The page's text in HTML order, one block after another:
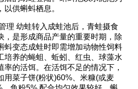
供蝌蚪栖息。
幼蛙转入成蛙池后，青蛙摄食
，是形成商品产量的重要时期，除
蚪变态成蛙时即需增加动物性饲料
培养的蝇蛆、蚯蚓、红虫、球藻水
率的活饵。在活饵不足的情况下，
用菜子饼(粉状)60%、米糠(或麦